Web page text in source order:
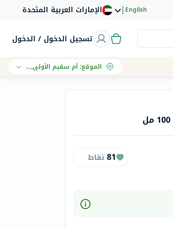
الإمارات العربية المتحدة |English
تسجيل الدخول / الدخول
الموقع:أم سقيم الأولى, دبي
81 نقاط